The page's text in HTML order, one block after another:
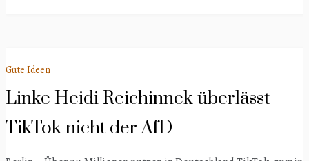
Gute Ideen
Linke Heidi Reichinnek überlässt
TikTok nicht der AfD